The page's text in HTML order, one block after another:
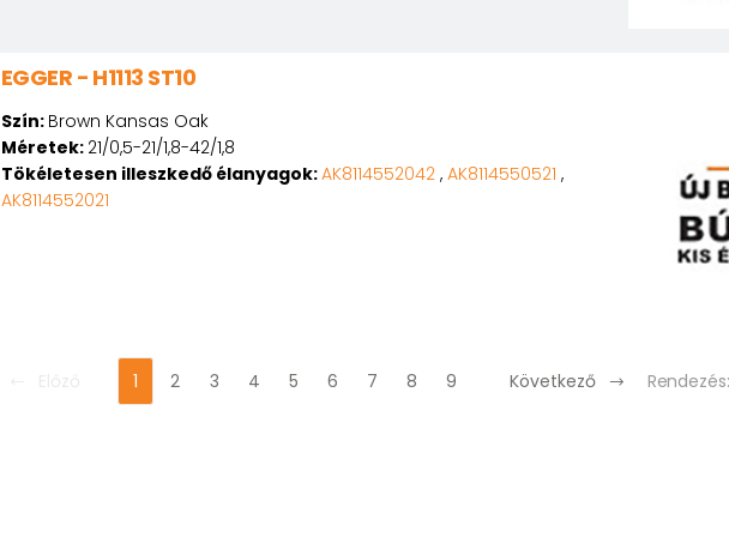
EGGER - H1113 ST10
Szín: Brown Kansas Oak
Méretek: 21/0,5-21/1,8-42/1,8
Tökéletesen illeszkedő élanyagok:AK8114552042, AK8114550521 ,
AK8114552021
1 2 3 4 5 6 7 8 9 Következő Rendezés: